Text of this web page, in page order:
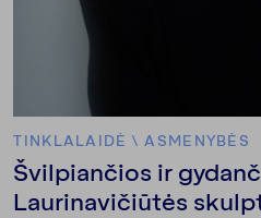
TINKLALAIDĖ \ ASMENYBĖS
Švilpiančios ir
Laurinavičiūtės